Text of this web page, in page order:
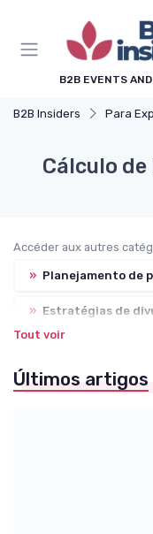
B2B EVENTS
B2B Insiders Para
Cálculo
Accéder aux autres
» Planejamento de
» Estratégias de
» Captação de leads
Tout voir
Últimos artigos